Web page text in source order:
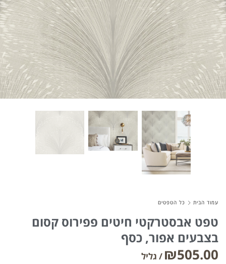
helps creatives like you get
projects done faster.
About Envato
Careers
Privacy Policy
Sitemap
Community
Blog
עמוד הבית כל הטפטים
טפט אבסטרקטי חיטים פפירוס קסום
בצבעים אפור, כסף
₪505.00